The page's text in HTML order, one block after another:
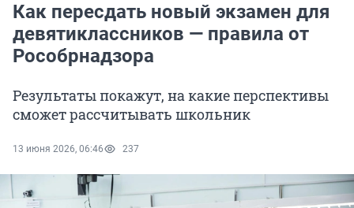
Как пересдать новый экзамен для
девятиклассников — правила от
Рособрнадзора
Результаты покажут, на какие перспективы
сможет рассчитывать школьник
13 июня 2026, 06:46 237